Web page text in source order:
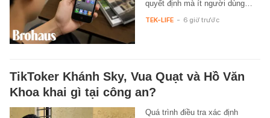
quyết định mà ít người dùng…
TEK-LIFE - 6 giờ trước
TikToker Khánh Sky, Vua Quạt và Hồ Văn
Khoa khai gì tại công an?
Quá trình điều tra xác định